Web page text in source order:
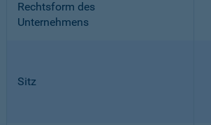
Rechtsform des
Unternehmens
Sitz